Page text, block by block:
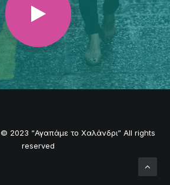
© 2023 “Αγαπάμε το Χαλάνδρι” All rights
reserved